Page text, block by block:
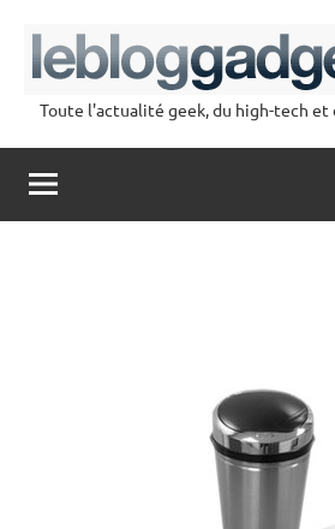
contenu
lebloggadget
Toute l'actualité geek, du high-tech et